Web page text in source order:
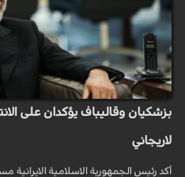
بزشكيان وقاليباف يؤكدان على
لاريجاني
أكد رئيس الجمهورية الاسلامية